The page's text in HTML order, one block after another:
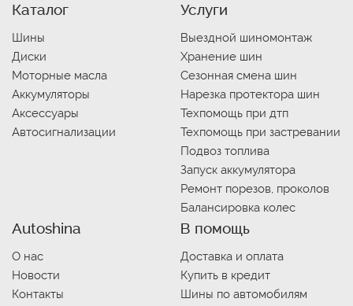
Каталог
Шины
Диски
Моторные масла
Аккумуляторы
Аксессуары
Автосигнализации
Услуги
Выездной шиномонтаж
Хранение шин
Сезонная смена шин
Нарезка протектора шин
Техпомощь при дтп
Техпомощь при застревании
Подвоз топлива
Запуск аккумулятора
Ремонт порезов, проколов
Балансировка колес
Autoshina
О нас
Новости
Контакты
В помощь
Доставка и оплата
Купить в кредит
Шины по автомобилям